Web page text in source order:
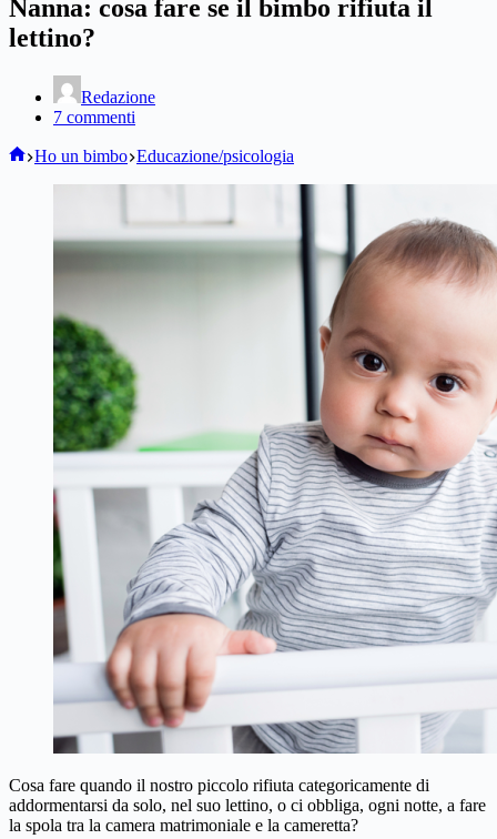
Nanna: cosa fare se il bimbo rifiuta il
lettino?
Redazione
7 commenti
Home
Ho un bimbo Educazione/psicologia
Cosa fare quando il nostro piccolo rifiuta categoricamente di
addormentarsi da solo, nel suo lettino, o ci obbliga, ogni notte, a fare
la spola tra la camera matrimoniale e la cameretta?